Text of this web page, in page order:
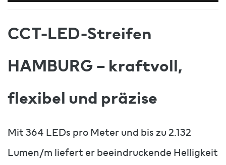
CCT-LED-Streifen
HAMBURG – kraftvoll,
flexibel und präzise
Mit 364 LEDs pro Meter und bis zu 2.132
Lumen/m liefert er beeindruckende Helligkeit